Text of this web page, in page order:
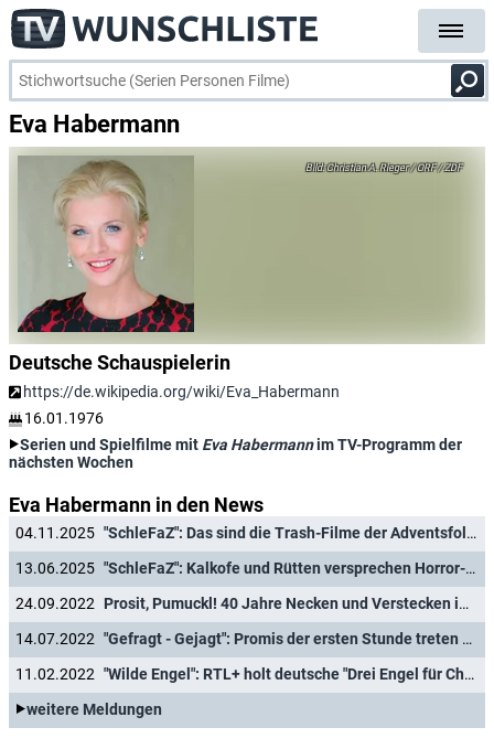
Eva Habermann
Christian A. Rieger / ORF / ZDF
Deutsche Schauspielerin
https://de.wikipedia.org/wiki/Eva_Habermann
16.01.1976
Serien und Spielfilme mit Eva Habermannim TV-Programm der
nächsten Wochen
Eva Habermann in den News
04.11.2025
"SchleFaZ": Das sind die Trash-Filme der Adventsfolgen
13.06.2025
"SchleFaZ": Kalkofe und Rütten versprechen Horror-Clowns und Zombie-Haie
24.09.2022
Prosit, Pumuckl! 40 Jahre Necken und Verstecken im Fernsehen
14.07.2022
"Gefragt - Gejagt": Promis der ersten Stunde treten zur Revanche an
11.02.2022
"Wilde Engel": RTL+ holt deutsche "Drei Engel für Charlie"-Version aus dem Archiv
weitere Meldungen